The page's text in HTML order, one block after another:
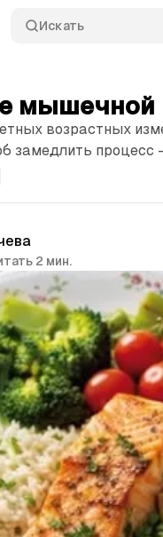
Искать
мышечной
возрастных
замедлить процесс
2 мин.